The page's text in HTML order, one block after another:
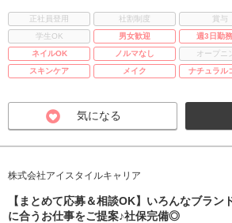
正社員登用 社割制度 賞与
学生OK
男女歓迎 週3日勤
ネイルOK
ノルマなし オープニ
スキンケア
メイク ナチュラル
気になる
株式会社アイスタイルキャリア
【まとめて応募＆相談OK】いろんなブラン
に合うお仕事をご提案♪社保完備◎